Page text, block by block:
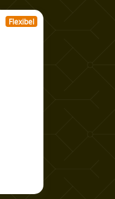
Flexibel